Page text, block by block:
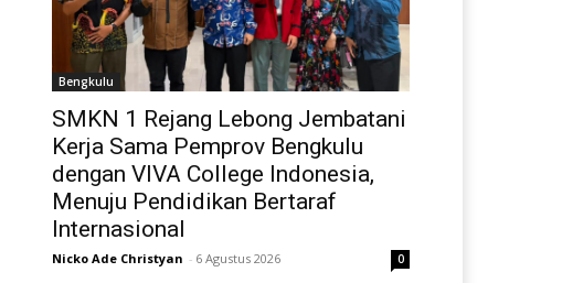
Bengkulu
SMKN 1 Rejang Lebong Jembatani
Kerja Sama Pemprov Bengkulu
dengan VIVA College Indonesia,
Menuju Pendidikan Bertaraf
Internasional
Nicko Ade Christyan - 6 Agustus 2026 0